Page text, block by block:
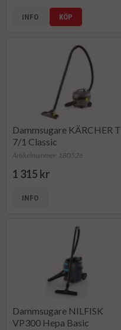
INFO KÖP
Dammsugare KÄRCHER T
7/1 Classic
Artikelnummer: 180526
1 315 kr
INFO
Dammsugare NILFISK
VP300 Hepa Basic